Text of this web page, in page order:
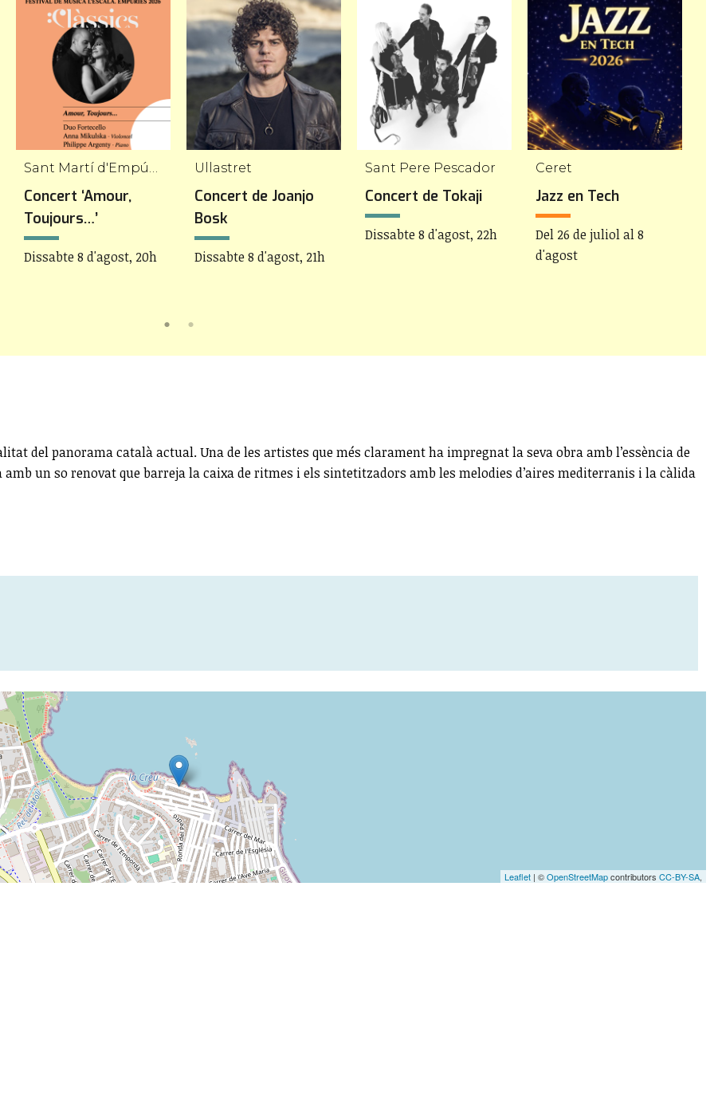
Concert ‘Amour,
Toujours…’
Dissabte 8 d'agost, 20h
Ullastret
Concert de Joanjo
Bosk
Dissabte 8 d'agost, 21h
Sant Pere Pescador
Concert de Tokaji
Dissabte 8 d'agost, 22h
Ceret
Jazz en Tech
Del 26 de juliol al 8
d'agost
del panorama català actual. Una de les artistes que més clarament ha impregnat la seva obra amb l’essència de
un so renovat que barreja la caixa de ritmes i els sintetitzadors amb les melodies d’aires mediterranis i la càlida
Leaflet | ©OpenStreetMapcontributors CC-BY-SA,